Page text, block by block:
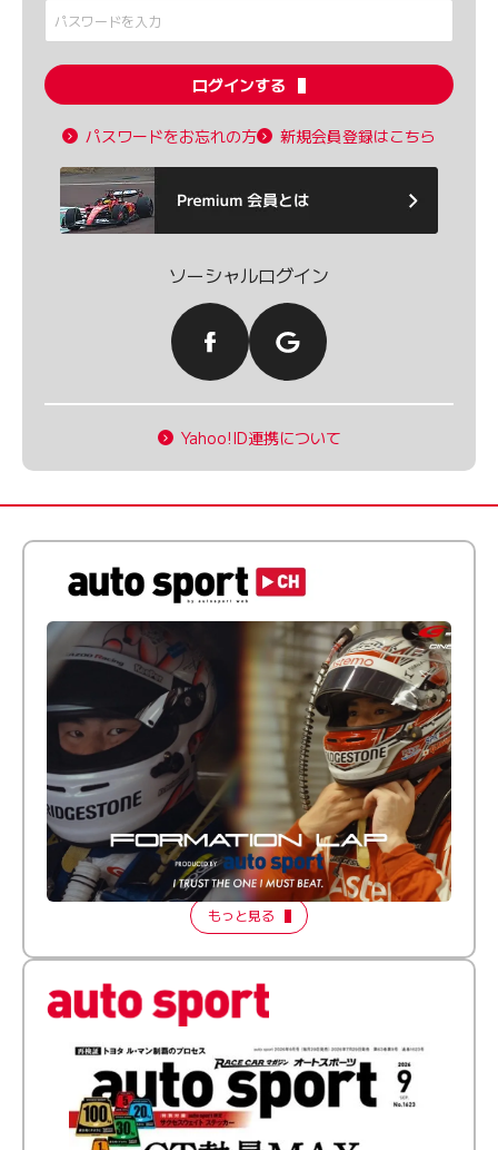
ログインする
パスワードをお忘れの方 新規会員登録はこちら
ソーシャルログイン
Yahoo!ID連携について
倒す相手を、信じてる。小林利徠斗 × 野村勇斗
【FORMATION LAP Produced by auto sport】
2026 Episode 2
もっと見る